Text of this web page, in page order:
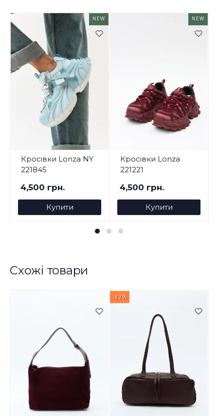
NEW
Кросівки Lonza NY
221845
4,500 грн.
Купити
NEW
Кросівки Lonza
221221
4,500 грн.
Купити
Схожі товари
-22%